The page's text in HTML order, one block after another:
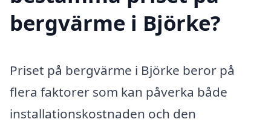
bergvärme i Björke?
Priset på bergvärme i Björke beror på
flera faktorer som kan påverka både
installationskostnaden och den